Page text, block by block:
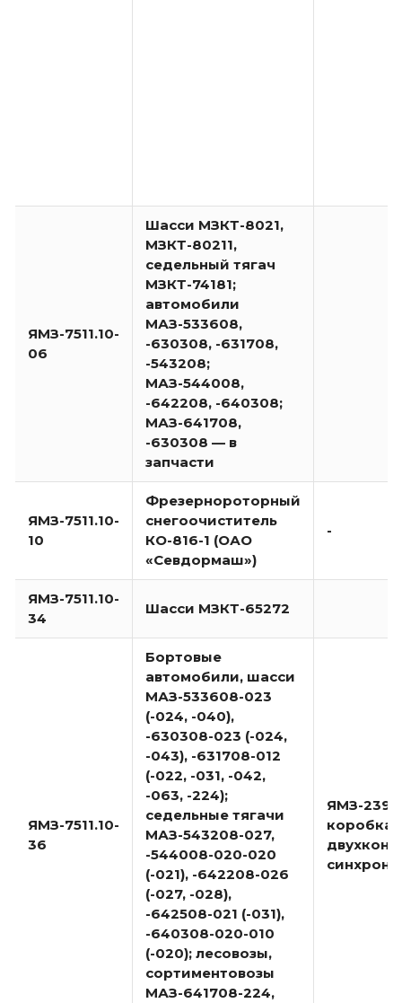
ЯМЗ-7511.10-
06
Шасси МЗКТ-8021,
МЗКТ-80211,
седельный тягач
МЗКТ-74181;
автомобили
МАЗ-533608,
-630308, -631708,
-543208;
МАЗ-544008,
-642208, -640308;
МАЗ-641708,
-630308 — в
запчасти
ЯМЗ-7511.10-
10
Фрезернороторный
снегоочиститель
КО-816-1 (ОАО
«Севдормаш»)
-
ЯМЗ-7511.10-
34
Шасси МЗКТ-65272
ЯМЗ-7511.10-
36
Бортовые
автомобили, шасси
МАЗ-533608-023
(-024, -040),
-630308-023 (-024,
-043), -631708-012
(-022, -031, -042,
-063, -224);
седельные тягачи
МАЗ-543208-027,
-544008-020-020
(-021), -642208-026
(-027, -028),
-642508-021 (-031),
-640308-020-010
(-020); лесовозы,
сортиментовозы
МАЗ-641708-224,
ЯМЗ-239-
коробка